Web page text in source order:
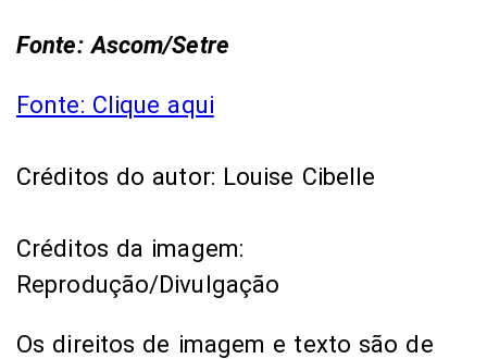
Fonte: Ascom/Setre
Fonte: Clique aqui
Créditos do autor: Louise Cibelle
Créditos da imagem:
Reprodução/Divulgação
Os direitos de imagem e texto são de